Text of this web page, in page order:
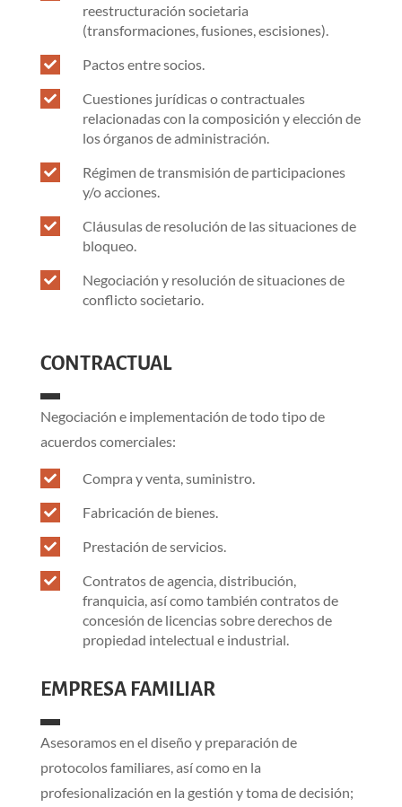
reestructuración societaria
(transformaciones, fusiones, escisiones).
 Pactos entre socios.

Cuestiones jurídicas o contractuales
relacionadas con la composición y elección de
los órganos de administración.

Régimen de transmisión de participaciones
y/o acciones.

Cláusulas de resolución de las situaciones de
bloqueo.

Negociación y resolución de situaciones de
conflicto societario.
CONTRACTUAL
Negociación e implementación de todo tipo de
acuerdos comerciales:
 Compra y venta, suministro.
 Fabricación de bienes.
 Prestación de servicios.

Contratos de agencia, distribución,
franquicia, así como también contratos de
concesión de licencias sobre derechos de
propiedad intelectual e industrial.
EMPRESA FAMILIAR
Asesoramos en el diseño y preparación de
protocolos familiares, así como en la
profesionalización en la gestión y toma de decisión;